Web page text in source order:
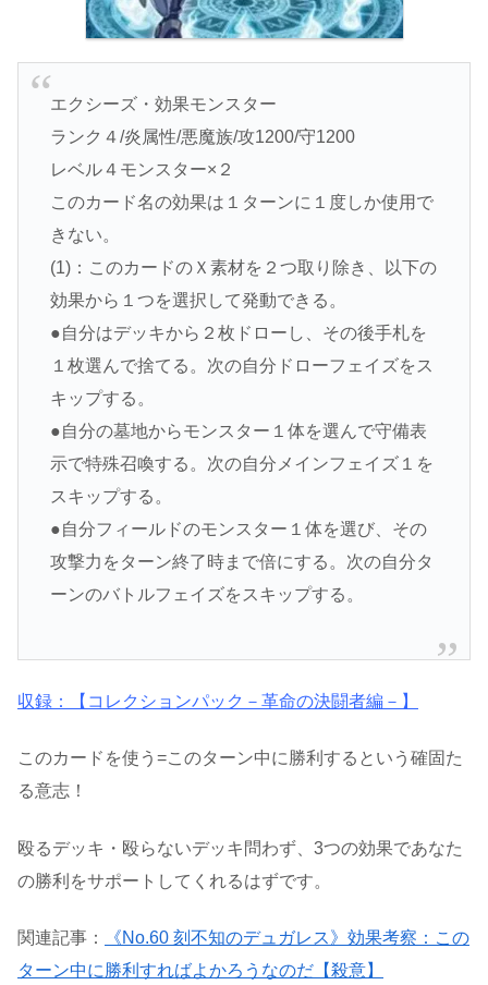
エクシーズ・効果モンスター
ランク４/炎属性/悪魔族/攻1200/守1200
レベル４モンスター×２
このカード名の効果は１ターンに１度しか使用で
きない。
(1)：このカードのＸ素材を２つ取り除き、以下の
効果から１つを選択して発動できる。
●自分はデッキから２枚ドローし、その後手札を
１枚選んで捨てる。次の自分ドローフェイズをス
キップする。
●自分の墓地からモンスター１体を選んで守備表
示で特殊召喚する。次の自分メインフェイズ１を
スキップする。
●自分フィールドのモンスター１体を選び、その
攻撃力をターン終了時まで倍にする。次の自分タ
ーンのバトルフェイズをスキップする。
収録：【コレクションパック－革命の決闘者編－】
このカードを使う=このターン中に勝利するという確固た
る意志！
殴るデッキ・殴らないデッキ問わず、3つの効果であなた
の勝利をサポートしてくれるはずです。
関連記事：
《No.60 刻不知のデュガレス》効果考察：この
ターン中に勝利すればよかろうなのだ【殺意】